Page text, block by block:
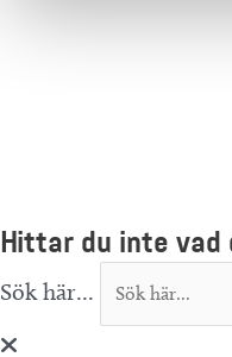
Hittar du inte vad
Sök här...